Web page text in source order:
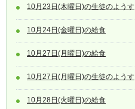
10月23日(木曜日)の生徒のようす
10月24日(金曜日)の給食
10月27日(月曜日)の給食
10月27日(月曜日)の生徒のようす
10月28日(火曜日)の給食